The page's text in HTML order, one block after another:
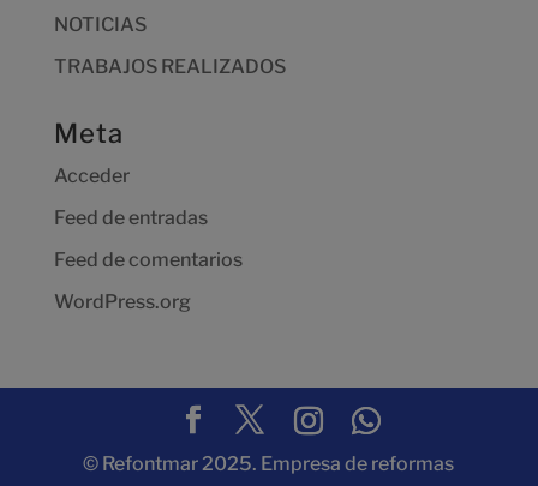
NOTICIAS
TRABAJOS REALIZADOS
Meta
Acceder
Feed de entradas
Feed de comentarios
WordPress.org
© Refontmar 2025. Empresa de reformas